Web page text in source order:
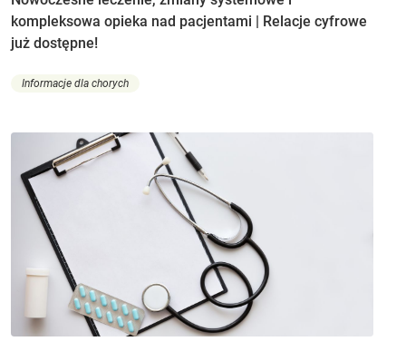
kompleksowa opieka nad pacjentami | Relacje cyfrowe
już dostępne!
Informacje dla chorych